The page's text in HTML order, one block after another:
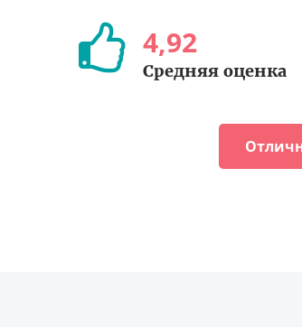
4,92
Средняя оценка